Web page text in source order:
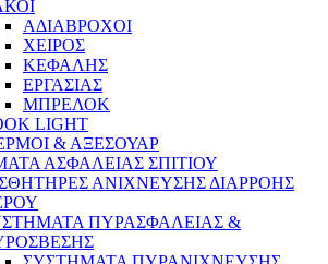
ΑΔΙΑΒΡΟΧΟΙ
ΧΕΙΡΟΣ
ΚΕΦΑΛΗΣ
ΕΡΓΑΣΙΑΣ
ΜΠΡΕΛΟΚ
LIGHT
& ΑΞΕΣΟΥΑΡ
ΑΣΦΑΛΕΙΑΣ ΣΠΙΤΙΟΥ
ΑΝΙΧΝΕΥΣΗΣ ΔΙΑΡΡΟΗΣ
ΠΥΡΑΣΦΑΛΕΙΑΣ &